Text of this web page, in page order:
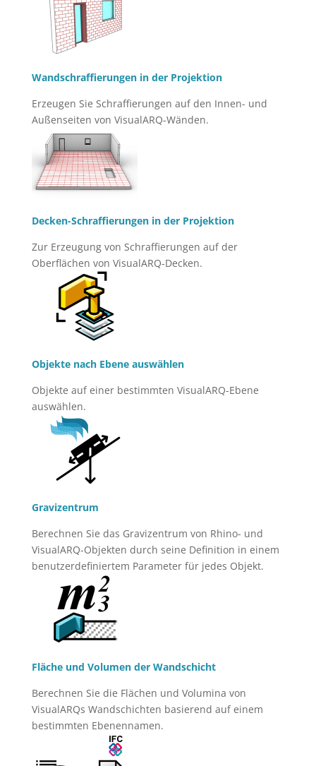
Wandschraffierungen in der Projektion
Erzeugen Sie Schraffierungen auf den Innen- und
Außenseiten von VisualARQ-Wänden.
Decken-Schraffierungen in der Projektion
Zur Erzeugung von Schraffierungen auf der
Oberflächen von VisualARQ-Decken.
Objekte nach Ebene auswählen
Objekte auf einer bestimmten VisualARQ-Ebene
auswählen.
Gravizentrum
Berechnen Sie das Gravizentrum von Rhino- und
VisualARQ-Objekten durch seine Definition in einem
benutzerdefiniertem Parameter für jedes Objekt.
Fläche und Volumen der Wandschicht
Berechnen Sie die Flächen und Volumina von
VisualARQs Wandschichten basierend auf einem
bestimmten Ebenennamen.